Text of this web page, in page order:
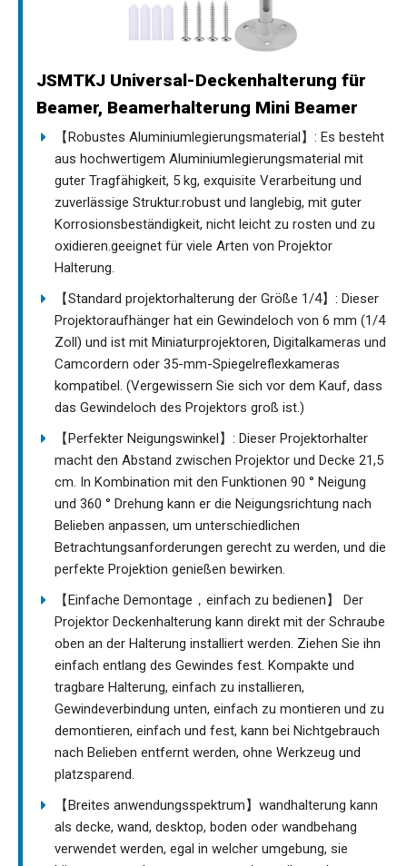
JSMTKJ Universal-Deckenhalterung für
Beamer, Beamerhalterung Mini Beamer
【Robustes Aluminiumlegierungsmaterial】: Es besteht
aus hochwertigem Aluminiumlegierungsmaterial mit
guter Tragfähigkeit, 5 kg, exquisite Verarbeitung und
zuverlässige Struktur.robust und langlebig, mit guter
Korrosionsbeständigkeit, nicht leicht zu rosten und zu
oxidieren.geeignet für viele Arten von Projektor
Halterung.
【Standard projektorhalterung der Größe 1/4】: Dieser
Projektoraufhänger hat ein Gewindeloch von 6 mm (1/4
Zoll) und ist mit Miniaturprojektoren, Digitalkameras und
Camcordern oder 35-mm-Spiegelreflexkameras
kompatibel. (Vergewissern Sie sich vor dem Kauf, dass
das Gewindeloch des Projektors groß ist.)
【Perfekter Neigungswinkel】: Dieser Projektorhalter
macht den Abstand zwischen Projektor und Decke 21,5
cm. In Kombination mit den Funktionen 90 ° Neigung
und 360 ° Drehung kann er die Neigungsrichtung nach
Belieben anpassen, um unterschiedlichen
Betrachtungsanforderungen gerecht zu werden, und die
perfekte Projektion genießen bewirken.
【Einfache Demontage，einfach zu bedienen】 Der
Projektor Deckenhalterung kann direkt mit der Schraube
oben an der Halterung installiert werden. Ziehen Sie ihn
einfach entlang des Gewindes fest. Kompakte und
tragbare Halterung, einfach zu installieren,
Gewindeverbindung unten, einfach zu montieren und zu
demontieren, einfach und fest, kann bei Nichtgebrauch
nach Belieben entfernt werden, ohne Werkzeug und
platzsparend.
【Breites anwendungsspektrum】wandhalterung kann
als decke, wand, desktop, boden oder wandbehang
verwendet werden, egal in welcher umgebung, sie